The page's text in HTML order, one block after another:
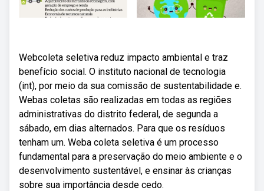
Webcoleta seletiva reduz impacto ambiental e traz
benefício social. O instituto nacional de tecnologia
(int), por meio da sua comissão de sustentabilidade e.
Webas coletas são realizadas em todas as regiões
administrativas do distrito federal, de segunda a
sábado, em dias alternados. Para que os resíduos
tenham um. Weba coleta seletiva é um processo
fundamental para a preservação do meio ambiente e o
desenvolvimento sustentável, e ensinar às crianças
sobre sua importância desde cedo.